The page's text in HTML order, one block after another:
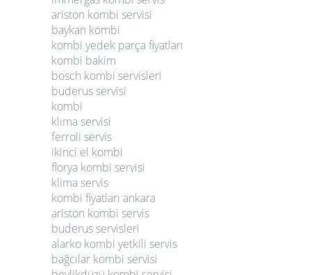
ariston kombi servisi
baykan kombi
kombi yedek parça fiyatları
kombi bakim
bosch kombi servisleri
buderus servisi
kombi
klıma servisi
ferroli servis
ikinci el kombi
florya kombi servisi
klima servis
kombi fiyatları ankara
ariston kombi servis
buderus servisleri
alarko kombi yetkili servis
bağcılar kombi servisi